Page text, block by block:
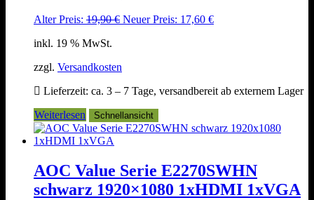
Alter Preis: 19,90€ Ursprünglicher
Neuer Preis: 17,60 €Aktueller
inkl. 19 % MwSt.
zzgl. Versandkosten
Lieferzeit: ca. 3 – 7 Tage, versandbereit ab externem Lager
Weiterlesen
Schnellansicht
AOC Value Serie E2270SWHN
schwarz 1920×1080 1xHDMI 1xVGA